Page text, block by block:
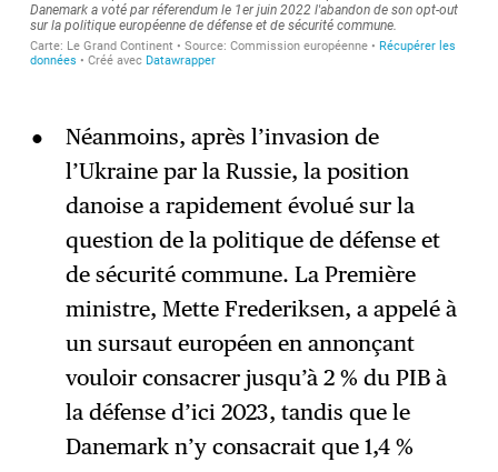
Néanmoins, après l’invasion de
l’Ukraine par la Russie, la position
danoise a rapidement évolué sur la
question de la politique de défense et
de sécurité commune. La Première
ministre, Mette Frederiksen, a appelé à
un sursaut européen en annonçant
vouloir consacrer jusqu’à 2 % du PIB à
la défense d’ici 2023, tandis que le
Danemark n’y consacrait que 1,4 %